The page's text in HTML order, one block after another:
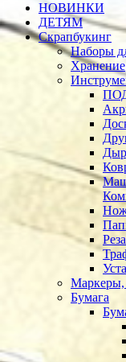
НОВИНКИ
ДЕТЯМ
Скрапбукинг
Наборы
Хранение
Маркеры,
Бумага